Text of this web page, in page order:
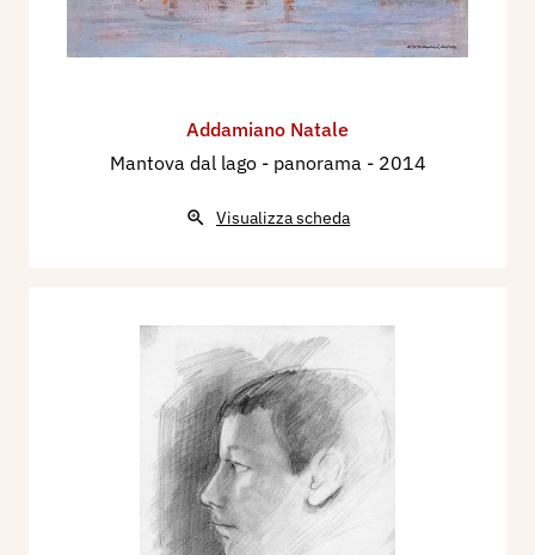
Addamiano Natale
Mantova dal lago - panorama - 2014
Visualizza scheda